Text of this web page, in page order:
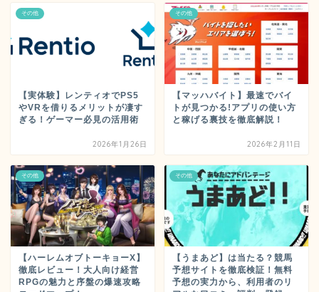
その他
【実体験】レンティオでPS5
やVRを借りるメリットが凄す
ぎる！ゲーマー必見の活用術
2026年1月26日
その他
【マッハバイト】最速でバイ
トが見つかる!アプリの使い方
と稼げる裏技を徹底解説！
2026年2月11日
その他
【ハーレムオブトーキョーX】
徹底レビュー！大人向け経営
RPGの魅力と序盤の爆速攻略
その他
【うまあど】は当たる？競馬
予想サイトを徹底検証！無料
予想の実力から、利用者のリ